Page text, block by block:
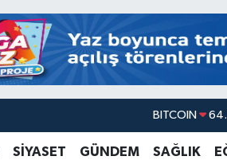
BITCOIN
DOLAR
SİYASET GÜNDEM SAĞLIK